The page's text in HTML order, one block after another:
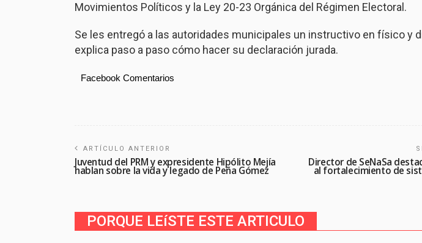
Movimientos Políticos y la Ley 20-23 Orgánica del Régimen Electoral.
Se les entregó a las autoridades municipales un instructivo en físico y
explica paso a paso cómo hacer su declaración jurada.
Facebook Comentarios
ARTÍCULO ANTERIOR
Juventud del PRM y expresidente Hipólito Mejía
hablan sobre la vida y legado de Peña Gómez
Director de SeNaSa
al fortalecimiento de
PORQUE LEíSTE ESTE ARTICULO